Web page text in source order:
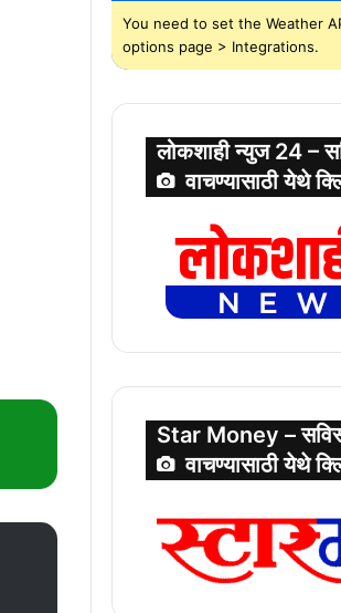
You need to set the Weather
options page > Integrations.
लोकशाही न्युज 24 –
वाचण्यासाठी येथे
Star Money –
वाचण्यासाठी येथे